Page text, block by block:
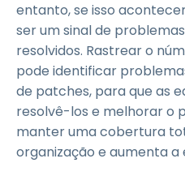
entanto, se isso
ser um sinal de
resolvidos. Rastrear o
pode identificar
de patches, para que as
resolvê-los e melhorar o
manter uma cobertura
organização e aumenta